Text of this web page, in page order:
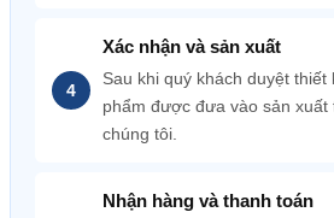
Xác nhận và sản xuất
Sau khi quý khách duyệt thiết
phẩm được đưa vào sản
chúng tôi.
Nhận hàng và thanh toán